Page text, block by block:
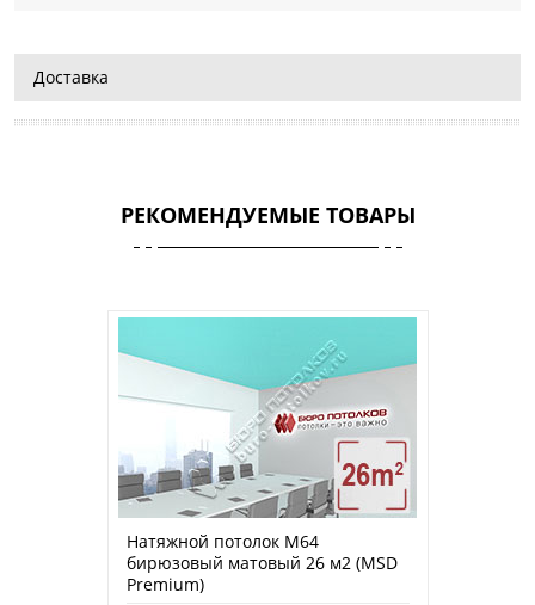
Доставка
РЕКОМЕНДУЕМЫЕ ТОВАРЫ
Натяжной потолок M64
бирюзовый матовый 26 м2 (MSD
Premium)